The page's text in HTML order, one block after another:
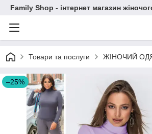
Family Shop - інтернет магазин
Товари та послуги ЖІНОЧИЙ
–25%